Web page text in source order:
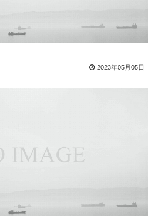
2023年05月05日